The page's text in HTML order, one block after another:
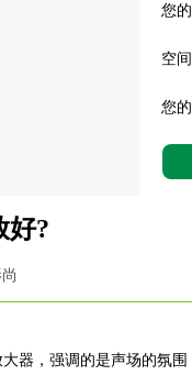
您
空
您
好?
器，强调的是声场的氛